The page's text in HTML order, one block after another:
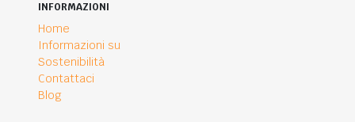
INFORMAZIONI
Home
Informazioni su
Sostenibilità
Contattaci
Blog